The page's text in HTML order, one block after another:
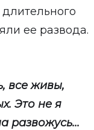
ее развода.
все живы,
Это не я
развожусь...